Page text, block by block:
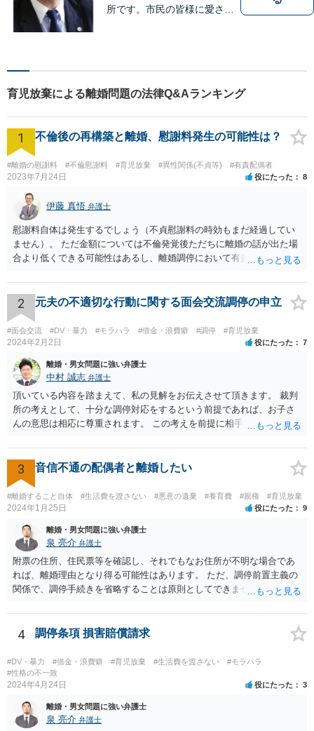
所です。市民の皆様に愛され
軽にご連絡ください。
育児放棄による離婚問題の法律Q&Aランキング
1 不倫後の再構築と離婚、慰謝料発生の可能性は？
#離婚の慰謝料 #不倫慰謝料 #育児放棄 #異性関係(不貞等) #有責配偶者
2023年7月24日 役にたった 8
伊藤 真悟 弁護士
慰謝料自体は発生するでしょう（不貞慰謝料の時効もまだ経過してい
ません）。 ただ金額については不倫発覚後ただちに離婚の話が出た場
合より低くできる可能性はあるし、離婚調停において有責配偶者の主
主張は考えられます。 養育費なども含めて一度弁護士に相談すること
を勧めます。
2 元夫の不適切な行動に関する面会交流調停の申立
#面会交流 #DV・暴力 #モラハラ #借金・浪費癖 #調停 #育児放棄
2024年2月2日 役にたった 7
離婚・男女問題に強い弁護士
中村 誠志 弁護士
頂いている内容を踏まえて、私の見解をお伝えさせて頂きます。 裁判
所の考えとして、十分な調停対応をするという前提であれば、お子さ
んの意思は相応に尊重されます。 この考えを前提に相手方と対応され
ら、今後方法も含めて裁判所で話し合いたいと相手方に伝え、面会交
流調停を行われることをお勧めします。 他方、弁護士を就けることも
考えられるなら(ご心労を考えるとその方が良いかもしれません)、早め
にご相談を行かれる方が良いかもしれません(法テラスを利用されると
費用は相当抑えられるかと思います)。 損害賠償、間接強制について
容によりますので(従前の調停段階で具体的な面会の方法まで特定され
ていれば間接強制が認められる可能性も高いです)、早めにご相談され
ることをお勧めします。 ご自身にとって納得できる方向で進められる
ことをお祈りしております。
3 音信不通の配偶者と離婚したい
#離婚すること自体 #生活費を渡さない #悪意の遺棄 #養育費 #親権 #育児放棄
2024年1月25日 役にたった 9
離婚・男女問題に強い弁護士
泉 亮介 弁護士
附票の住所、住民票等を確認し、それでもなお住所が不明な場合であ
れば、離婚理由となり得る可能性はあります。 ただ、調停前置主義の
関係で、調停手続きを省略することは原則としてできません。また、
を考える必要があるでしょう。 ご自身で対応が難しければ弁護士を立
てた方が良いかと思われます。 調停においては、相手と直接会うとい
うことは基本的にないため、代理人とご本人と裁判所で話をしていく
形となります。
4 調停条項 損害賠償請求
#DV・暴力 #借金・浪費癖 #育児放棄 #生活費を渡さない
#モラハラ
#性格の不一致
2024年4月24日 役にたった 3
離婚・男女問題に強い弁護士
泉 亮介 弁護士